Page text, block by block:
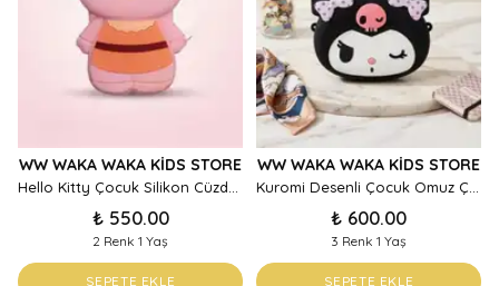
WW WAKA WAKA KIDS STORE
₺ 550.00
2 Renk 1 Yaş
SEPETE EKLE
WW WAKA WAKA KIDS STORE
₺ 600.00
3 Renk 1 Yaş
SEPETE EKLE